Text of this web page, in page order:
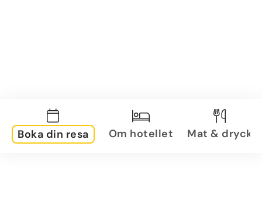
Boka din resa Om hotellet Mat & dryck